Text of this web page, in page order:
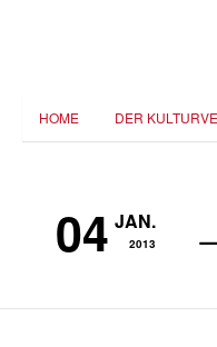
HOME DER
04 JAN.
2013